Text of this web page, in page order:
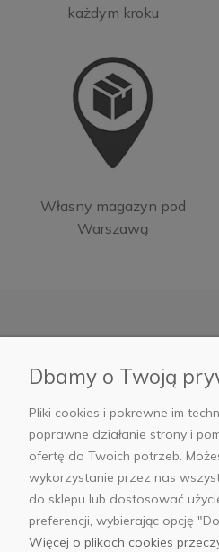
każdym kroku
Własny magazyn pod
Warszawą
Informacje
Płatności i dostawa
AB Foto
Dbamy o Twoją
Pliki cookies i pokrewne im
poprawne działanie strony i
ofertę do Twoich potrzeb.
wykorzystanie przez nas
do sklepu lub dostosować
preferencji, wybierając opcję
Więcej o plikach cookies